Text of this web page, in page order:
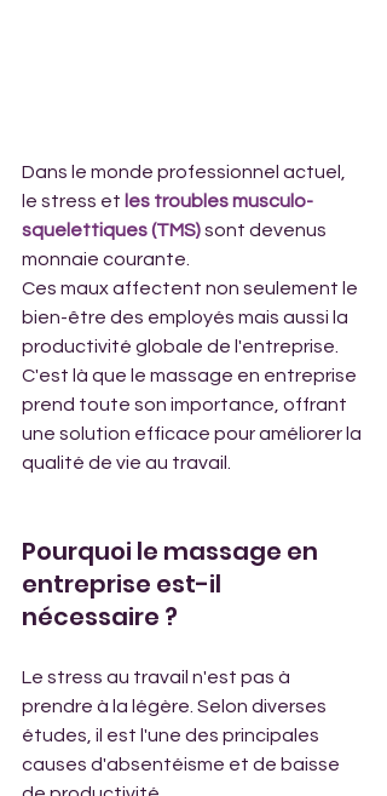
Dans le monde professionnel actuel,
le stress et les troubles musculo-
squelettiques (TMS) sont devenus
monnaie courante.
Ces maux affectent non seulement le
bien-être des employés mais aussi la
productivité globale de l'entreprise.
C'est là que le massage en entreprise
prend toute son importance, offrant
une solution efficace pour améliorer la
qualité de vie au travail.
Pourquoi le massage en
entreprise est-il
nécessaire ?
Le stress au travail n'est pas à
prendre à la légère. Selon diverses
études, il est l'une des principales
causes d'absentéisme et de baisse